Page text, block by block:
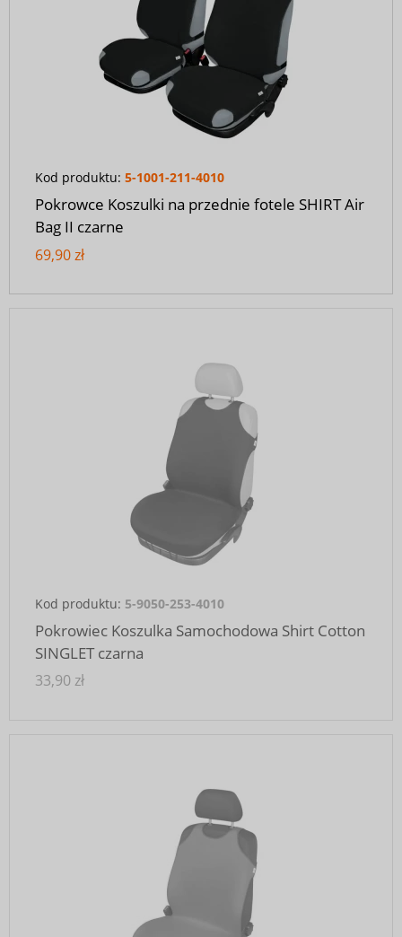
Kod produktu: 5-1001-211-4010
Pokrowce Koszulki na przednie fotele SHIRT Air
Bag II czarne
69,90 zł
Kod produktu: 5-9050-253-4010
Pokrowiec Koszulka Samochodowa Shirt Cotton
SINGLET czarna
33,90 zł